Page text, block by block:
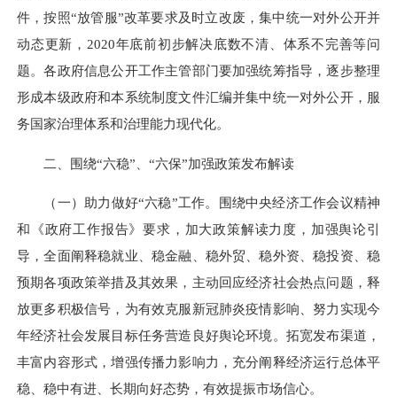
件，按照“放管服”改革要求及时立改废，集中统一对外公开并
动态更新，2020年底前初步解决底数不清、体系不完善等问
题。各政府信息公开工作主管部门要加强统筹指导，逐步整理
形成本级政府和本系统制度文件汇编并集中统一对外公开，服
务国家治理体系和治理能力现代化。
二、围绕“六稳”、“六保”加强政策发布解读
（一）助力做好“六稳”工作。围绕中央经济工作会议精神
和《政府工作报告》要求，加大政策解读力度，加强舆论引
导，全面阐释稳就业、稳金融、稳外贸、稳外资、稳投资、稳
预期各项政策举措及其效果，主动回应经济社会热点问题，释
放更多积极信号，为有效克服新冠肺炎疫情影响、努力实现今
年经济社会发展目标任务营造良好舆论环境。拓宽发布渠道，
丰富内容形式，增强传播力影响力，充分阐释经济运行总体平
稳、稳中有进、长期向好态势，有效提振市场信心。